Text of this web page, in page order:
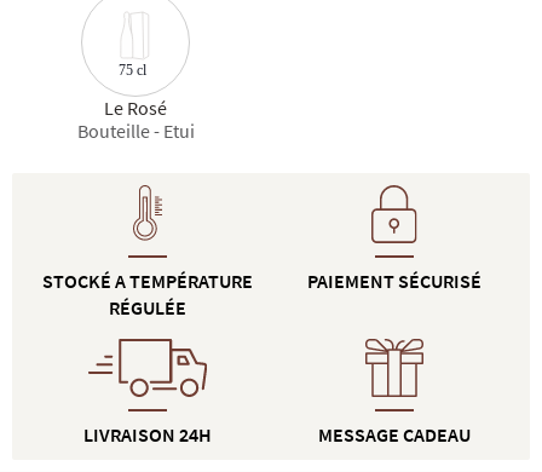
75 cl
Le Rosé
Bouteille - Etui
STOCKÉ A TEMPÉRATURE
RÉGULÉE
LIVRAISON 24H
PAIEMENT SÉCURISÉ
MESSAGE CADEAU